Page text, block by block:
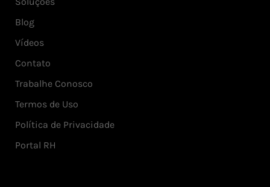
Blog
Vídeos
Contato
Trabalhe Conosco
Termos de Uso
Política de Privacidade
Portal RH